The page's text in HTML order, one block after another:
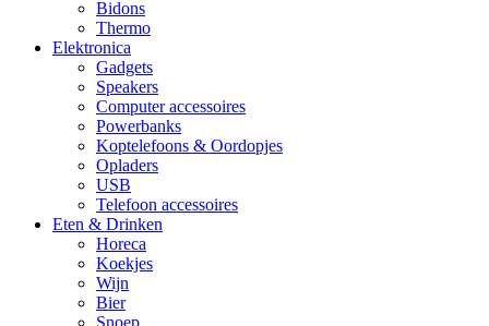
Bidons
Thermo
Elektronica
Gadgets
Speakers
Computer accessoires
Powerbanks
Koptelefoons & Oordopjes
Opladers
USB
Telefoon accessoires
Eten & Drinken
Horeca
Koekjes
Wijn
Bier